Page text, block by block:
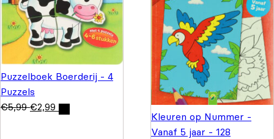
Puzzelboek Boerderij - 4
Puzzels
€5,99 €2,99
Kleuren op Nummer -
Vanaf 5 jaar - 128